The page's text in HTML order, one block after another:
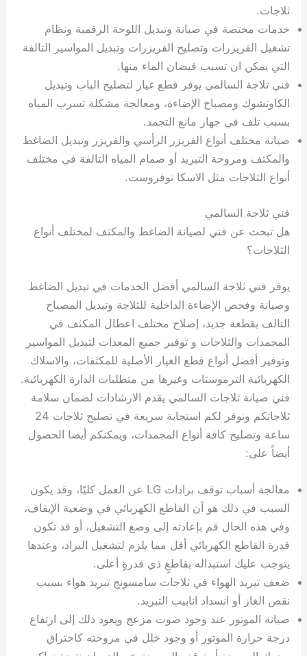
ثلاجات.
خدمات مختصة في صيانة وتبديل اللوحة الرقمية ونظام
تشغيل الفريزرات وتصليح الفريزرات وتبديل المواسير التالفة
التي يمكن ان تسبب فيضان الماء منها.
فني ثلاجة السالمي يوفر قطع غيار لتصليح الباب وتبديل
الكاوتشوك ومصباح الإضاءة، ومعالجة مشكلة تسرب المياه
بسبب تلف في جهاز مانع التجمد.
صيانة مختلف أنواع الفريزر الرأسي والفريزر وتبديل الضاغط
والمكثف ومروحة التبريد أو صمام المياه التالفة في مختلف
أنواع الثلاجات مثل الاسكا نوفروست.
فني ثلاجة السالمي
هل تبحث عن فني لصيانة الضاغط والمكثف لمختلف أنواع
الثلاجات؟
يوفر فني ثلاجة السالمي أفضل الخدمات في تبديل الضاغط
وصيانة وفحص الإضاءة الداخلية للثلاجة وتبديل المصباح
التالف بقطعة جديد، إصلاح مختلف اعطال المكثف في
المجمدات والثلاجات و توفير جميع المعدات لتبديل المواسير
وتوفير أفضل أنواع قطع الغيار الأصلية للمكثفات، والاسلاك
الكهربائية الترموستات وغيرها من متطلبات الدارة الكهربائية.
فني صيانة ثلاجات السالمي يقدم الارشادات لضمان سلامة
ثلاجاتكم ونوفر لكم استجابة سريعة في تصليح ثلاجات 24
ساعة وتصليح كافة أنواع المجمدات، ويمكنكم أيضا الحصول
أيضاً على:
معالجة أسباب توقف برادات LG عن العمل كليًا، وقد يكون
السبب في ذلك هو أن القاطع الكهربائي في وضعية الإيقاف،
وفي هذه الحال قم بإعادته إلى وضع التشغيل، أو قد تكون
قدرة القاطع الكهربائي أقل مما يلزم لتشغيل البراد، وعندها
يتوجب عليك استبداله بقاطعٍ ذي قدرةٍ أعلى.
ضعف تبريد الهواء في ثلاجات سامسونج تبريد هواء بسبب
نقص الغاز أو انسداد انابيب التبريد.
صيانة الموتور عند وجود صوت مزعج ويعود ذلك إلى ارتفاع
درجة حرارة الموتور أو وجود خلل في مروحته كاحتراق